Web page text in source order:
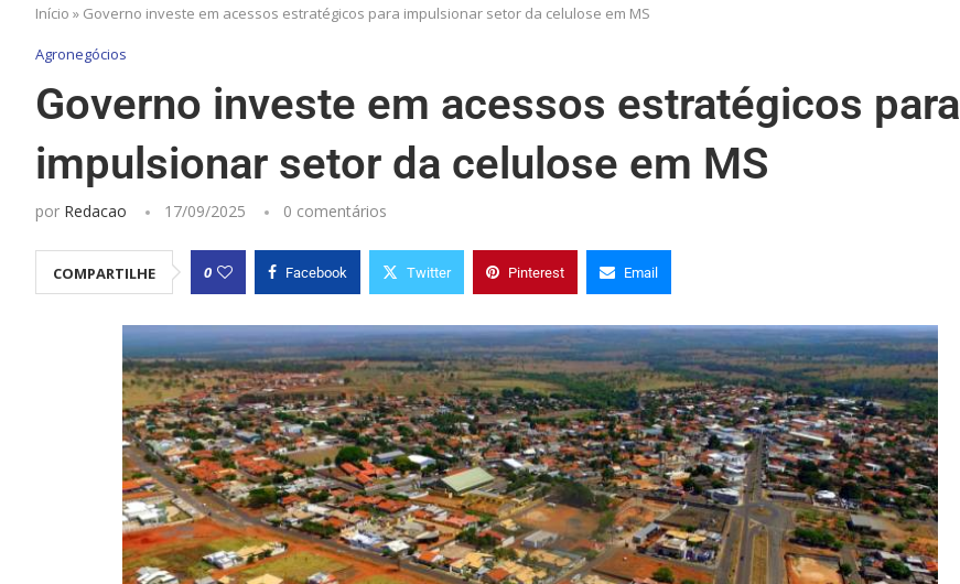
Início » Governo investe em acessos estratégicos para impulsionar setor da celulose em MS
Agronegócios
Governo investe em acessos estratégicos para
impulsionar setor da celulose em MS
por Redacao 17/09/2025 0 comentários
COMPARTILHE 0 Facebook Twitter Pinterest Email